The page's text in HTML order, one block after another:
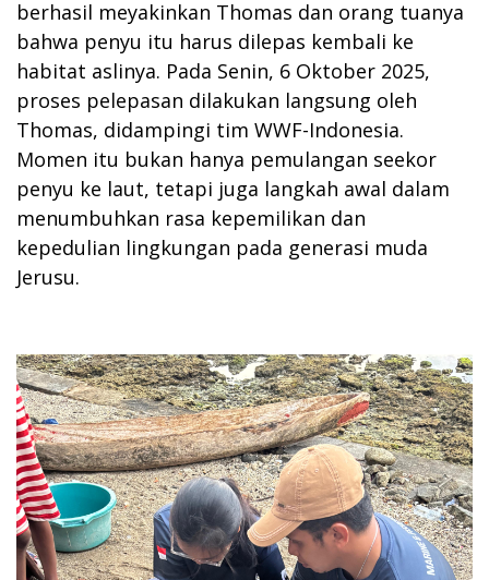
berhasil meyakinkan Thomas dan orang tuanya
bahwa penyu itu harus dilepas kembali ke
habitat aslinya. Pada Senin, 6 Oktober 2025,
proses pelepasan dilakukan langsung oleh
Thomas, didampingi tim WWF-Indonesia.
Momen itu bukan hanya pemulangan seekor
penyu ke laut, tetapi juga langkah awal dalam
menumbuhkan rasa kepemilikan dan
kepedulian lingkungan pada generasi muda
Jerusu.